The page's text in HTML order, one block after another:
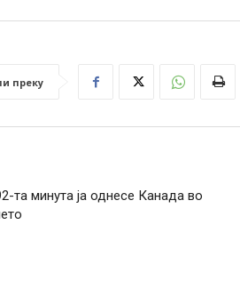
преку
та минута ја однесе Канада во